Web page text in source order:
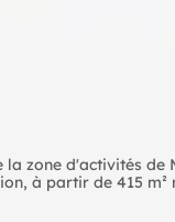
zone d'activités
à partir de 415 m²
McDonald's -